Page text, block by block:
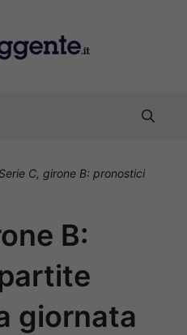
Serie C, girone B: pronostici
B:
giornata